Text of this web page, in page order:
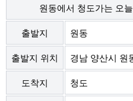
원동에서 청도가는 오
출발지 원동
출발지 위치 경남 양산시 원
도착지 청도